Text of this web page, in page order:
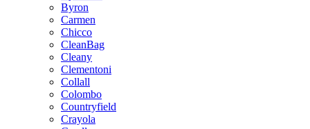
Byron
Carmen
Chicco
CleanBag
Cleany
Clementoni
Collall
Colombo
Countryfield
Crayola